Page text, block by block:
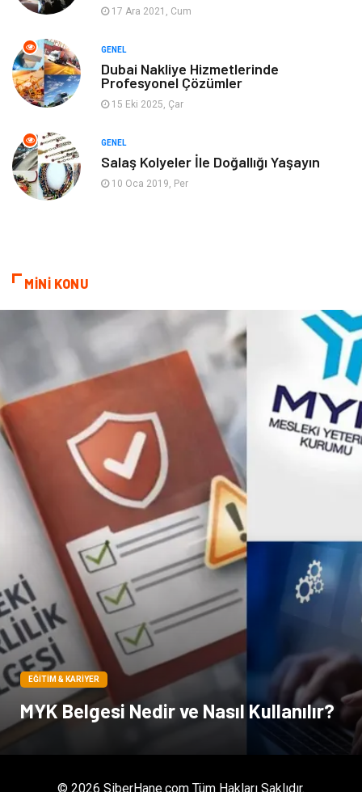
Finans& Ekonomi Anne & Çocuk
Genel Kültür
Ev İşleri
Mobilya
Astroloji
Yazı Tahtaları
Pet Malzemeleri
17 Ara 2021, Cum
GENEL
Dubai Nakliye Hizmetlerinde
Profesyonel Çözümler
15 Eki 2025, Çar
GENEL
Salaş Kolyeler İle Doğallığı Yaşayın
10 Oca 2019, Per
MİNİ KONU
EĞITIM & KARIYER
MYK Belgesi Nedir ve Nasıl Kullanılır?
© 2026 SiberHane.com Tüm Hakları Saklıdır.